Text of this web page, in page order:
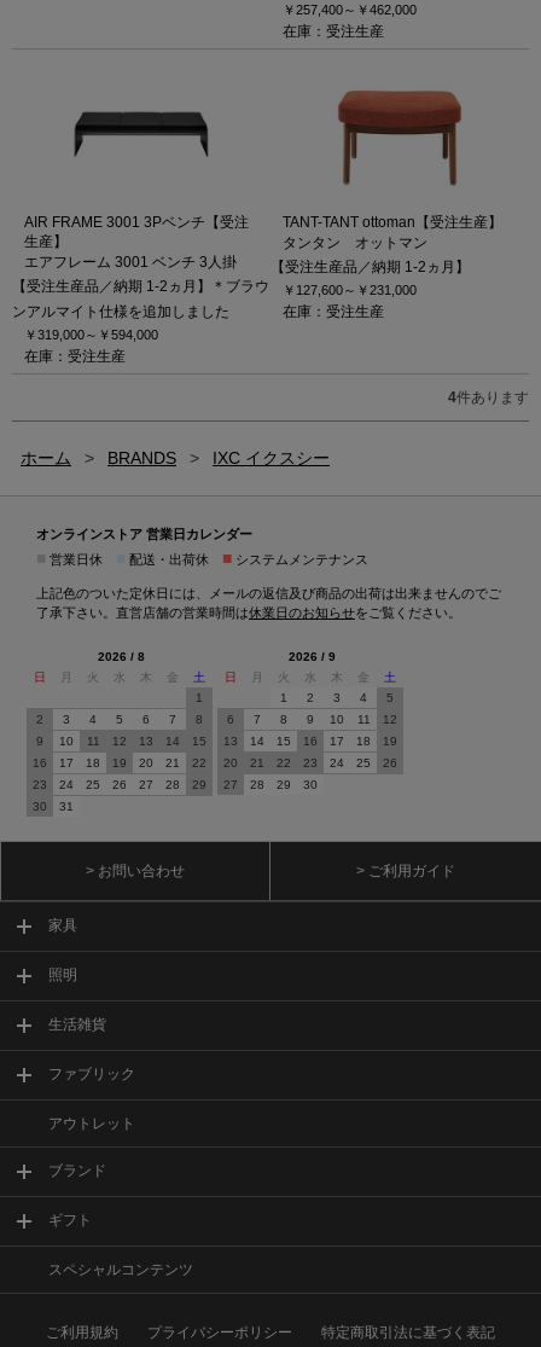
￥257,400～ ￥462,000
在庫：受注生産
AIR FRAME 3001 3Pベンチ【受注
生産】
エアフレーム 3001 ベンチ 3人掛
【受注生産品／納期 1-2ヵ月】＊ブラウ
ンアルマイト仕様を追加しました
￥319,000～ ￥594,000
在庫：受注生産
TANT-TANT ottoman【受注生産】
タンタン オットマン
【受注生産品／納期 1-2ヵ月】
￥127,600～ ￥231,000
在庫：受注生産
4件あります
ホーム > BRANDS > IXC イクスシー
オンラインストア 営業日カレンダー
営業日休 配送・出荷休 ■ システムメンテナンス
上記色のついた定休日には、メールの返信及び商品の出荷は出来ませんのでご
了承下さい。直営店舗の営業時間は休業日のお知らせをご覧ください。
2026 / 8
日
月 火 水 木 金
土
1
2
3 4 5 6 7
8
9
10 11 12 13 14
15
16
17 18 19 20 21
22
23
24 25 26 27 28
29
30
31
2026 / 9
日
月 火 水 木 金
土
1
2 3 4
5
6
7 8 9 10 11
12
13
14 15 16 17 18
19
20
21 22 23 24 25
26
27
28 29 30
> お問い合わせ > ご利用ガイド
家具
照明
生活雑貨
ファブリック
アウトレット
ブランド
ギフト
スペシャルコンテンツ
ご利用規約 プライバシーポリシー 特定商取引法に基づく表記